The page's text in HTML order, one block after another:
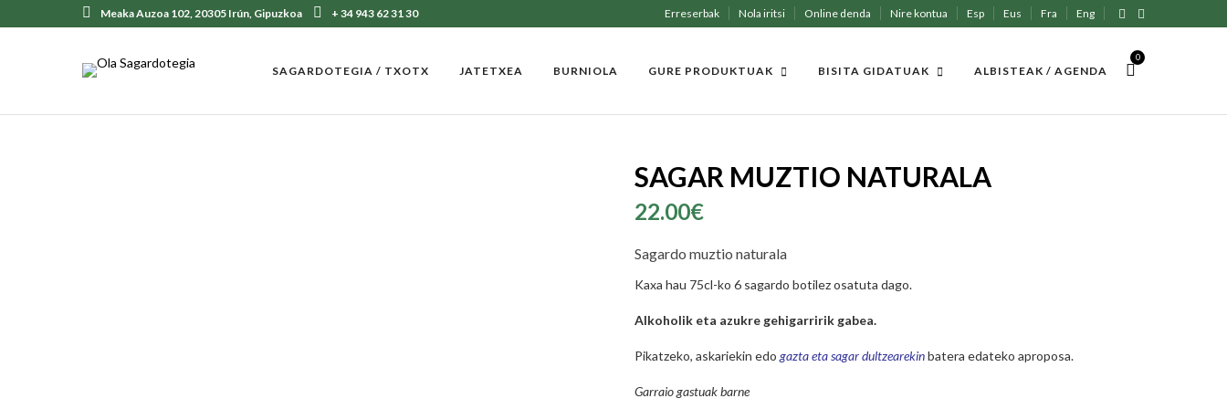
Erreserbak Nola iritsi Online denda Nire kontua Esp Eus Fra Eng
Meaka Auzoa 102, 20305 Irún, Gipuzkoa + 34 943 62 31 30
0
SAGARDOTEGIA / TXOTX JATETXEA BURNIOLA GURE PRODUKTUAK BISITA GIDATUAK ALBISTEAK / AGENDA
SAGAR MUZTIO NATURALA
22.00€
Sagardo muztio naturala
Kaxa hau 75cl-ko 6 sagardo botilez osatuta dago.
Alkoholik eta azukre gehigarririk gabea.
Pikatzeko, askariekin edogazta eta sagar dultzearekinbatera edateko aproposa.
Garraio gastuak barne